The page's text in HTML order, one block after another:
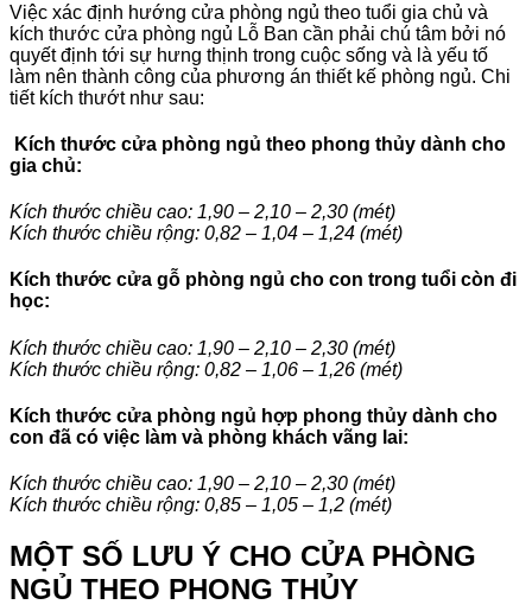
Việc xác định hướng cửa phòng ngủ theo tuổi gia chủ và
kích thước cửa phòng ngủ Lỗ Ban cần phải chú tâm bởi nó
quyết định tới sự hưng thịnh trong cuộc sống và là yếu tố
làm nên thành công của phương án thiết kế phòng ngủ. Chi
tiết kích thướt như sau:
Kích thước cửa phòng ngủ theo phong thủy dành cho
gia chủ:
Kích thước chiều cao: 1,90 – 2,10 – 2,30 (mét)
Kích thước chiều rộng: 0,82 – 1,04 – 1,24 (mét)
Kích thước cửa gỗ phòng ngủ cho con trong tuổi còn đi
học:
Kích thước chiều cao: 1,90 – 2,10 – 2,30 (mét)
Kích thước chiều rộng: 0,82 – 1,06 – 1,26 (mét)
Kích thước cửa phòng ngủ hợp phong thủy dành cho
con đã có việc làm và phòng khách vãng lai:
Kích thước chiều cao: 1,90 – 2,10 – 2,30 (mét)
Kích thước chiều rộng: 0,85 – 1,05 – 1,2 (mét)
MỘT SỐ LƯU Ý CHO CỬA PHÒNG
NGỦ THEO PHONG THỦY